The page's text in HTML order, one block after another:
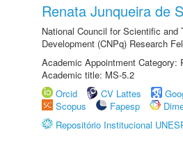
Renata Junqueira de
National Council for Scientific and
Development (CNPq) Research
Academic Appointment Category:
Academic title: MS-5.2
Orcid
CV Lattes
Scopus
Fapesp
Repositório Institucional